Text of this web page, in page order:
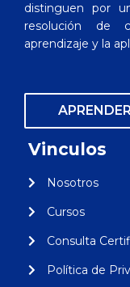
distinguen por
resolución de
aprendizaje y la
Vinculos
Nosotros
Cursos
Consulta
Política de